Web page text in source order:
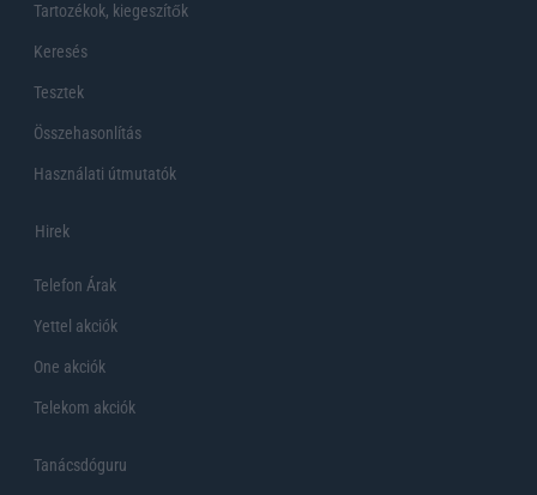
Tartozékok, kiegeszítők
Keresés
Tesztek
Összehasonlítás
Használati útmutatók
Hirek
Telefon Árak
Yettel akciók
One akciók
Telekom akciók
Tanácsdóguru